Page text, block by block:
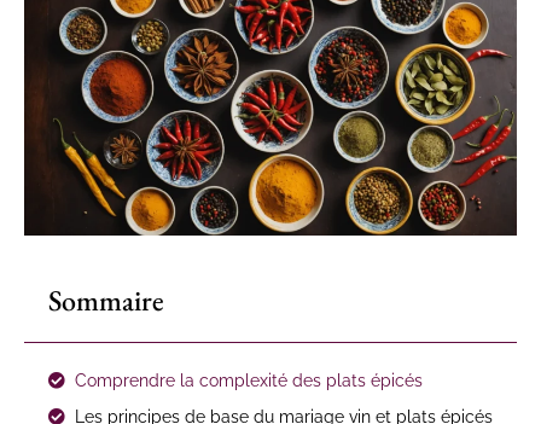
Sommaire
Comprendre la complexité des plats épicés
Les principes de base du mariage vin et plats épicés